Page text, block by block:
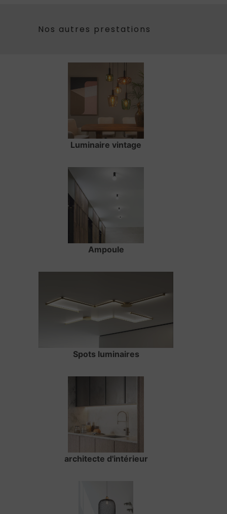
Nos autres prestations
Luminaire vintage
Ampoule
Spots luminaires
architecte d'intérieur